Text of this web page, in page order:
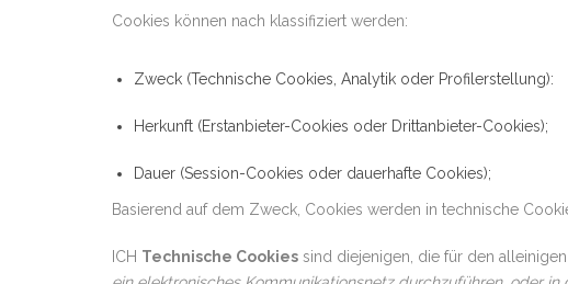
Cookies können nach klassifiziert werden:
Zweck (Technische Cookies, Analytik oder Profilerstellung):
Herkunft (Erstanbieter-Cookies oder Drittanbieter-Cookies);
Dauer (Session-Cookies oder dauerhafte Cookies);
Basierend auf dem Zweck, Cookies werden in technische
ICH Technische Cookies sind diejenigen, die für den